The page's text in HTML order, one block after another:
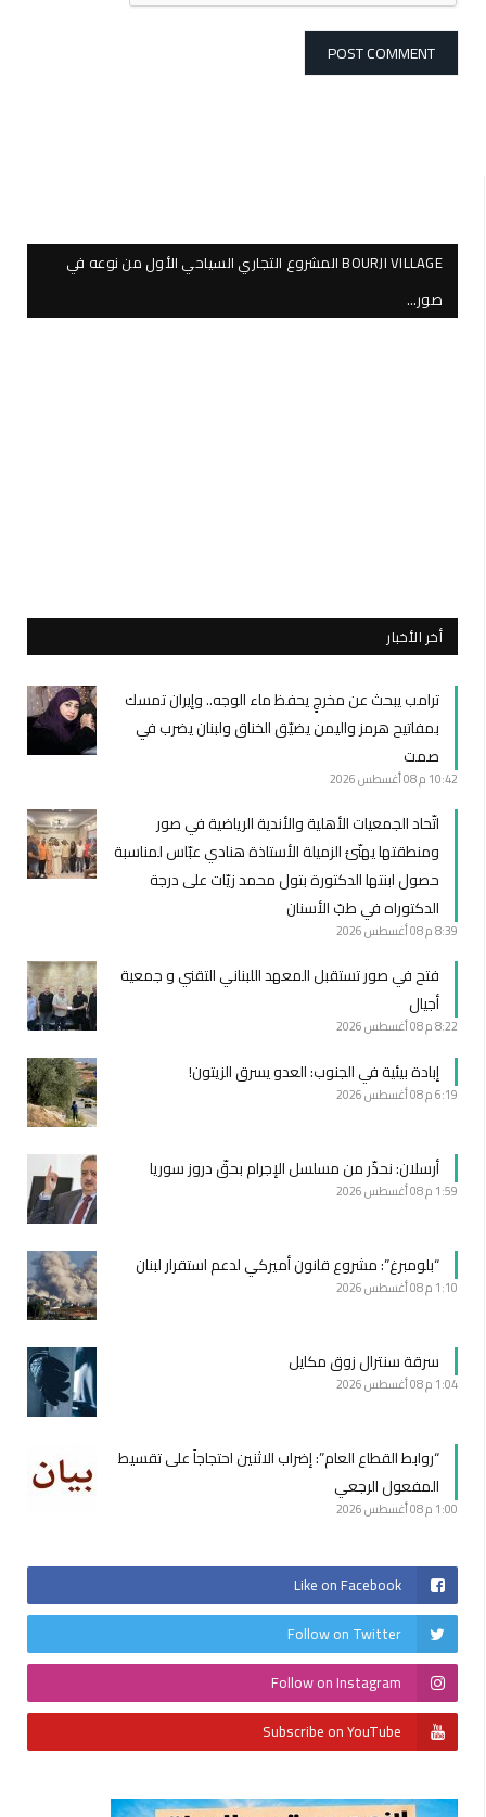
BOURJI VILLAGE المشروع التجاري السياحي الأول من نوعه في
صور…
أخر الأخبار
ترامب يبحث عن مخرجٍ يحفظ ماء الوجه.. وإيران تمسك
بمفاتيح هرمز واليمن يضيّق الخناق ولبنان يضرب في
صمت
10:42 م 08 أغسطس 2026
اتّحاد الجمعيات الأهلية والأندية الرياضية في صور
ومنطقتها يهنّئ الزميلة الأستاذة هنادي عبّاس لمناسبة
حصول ابنتها الدكتورة بتول محمد زيّات على درجة
الدكتوراه في طبّ الأسنان
8:39 م 08 أغسطس 2026
فتح في صور تستقبل المعهد اللبناني التقني و جمعية
أجيال
8:22 م 08 أغسطس 2026
إبادة بيئية في الجنوب: العدو يسرق الزيتون!
6:19 م 08 أغسطس 2026
أرسلان: نحذّر من مسلسل الإجرام بحقّ دروز سوريا
1:59 م 08 أغسطس 2026
“بلومبرغ”: مشروع قانون أميركي لدعم استقرار لبنان
1:10 م 08 أغسطس 2026
سرقة سنترال زوق مكايل
1:04 م 08 أغسطس 2026
“روابط القطاع العام”: إضراب الاثنين احتجاجاً على تقسيط
المفعول الرجعي
1:00 م 08 أغسطس 2026
Like on Facebook
Follow on Twitter
Follow on Instagram
Subscribe on YouTube